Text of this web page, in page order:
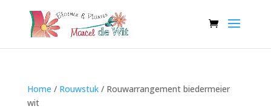
Home / Rouwstuk/ Rouwarrangement biedermeier
wit